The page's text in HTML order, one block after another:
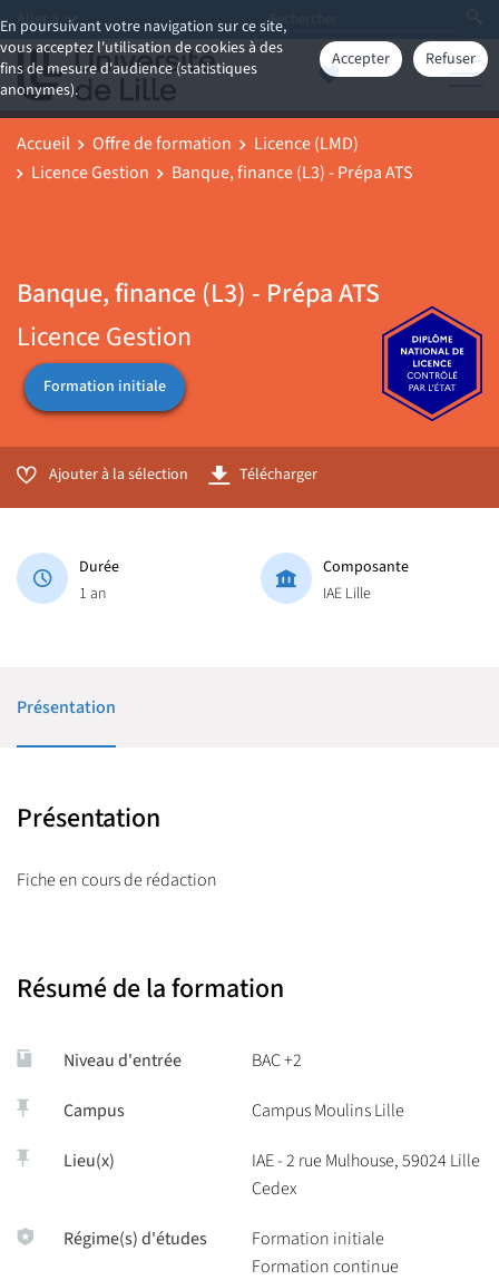
En poursuivant votre navigation sur ce site,
vous acceptez l'utilisation de cookies à des
fins de mesure d'audience (statistiques
anonymes).
Accepter Refuser
Aller à
Accueil Offre de formation
Licence (LMD)
Licence Gestion
Banque, finance (L3) - Prépa ATS
Banque, finance (L3) - Prépa ATS
Licence Gestion
Formation initiale
Ajouter à la sélection Télécharger
Durée
1 an
Composante
IAE Lille
Présentation
Présentation
Fiche en cours de rédaction
Résumé de la formation
Niveau d'entrée BAC +2
Campus Campus Moulins Lille
Lieu(x)
IAE - 2 rue Mulhouse, 59024 Lille
Cedex
Régime(s) d'études
Formation initiale
Formation continue